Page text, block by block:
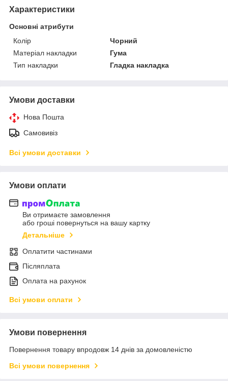
Характеристики
Основні атрибути
Колір
Чорний
Матеріал накладки
Гума
Тип накладки
Гладка накладка
Умови доставки
Нова Пошта
Самовивіз
Всі умови доставки
Умови оплати
Ви отримаєте замовлення
або гроші повернуться на вашу картку
Детальніше
Оплатити частинами
Післяплата
Оплата на рахунок
Всі умови оплати
Умови повернення
Повернення товару впродовж 14 днів за домовленістю
Всі умови повернення